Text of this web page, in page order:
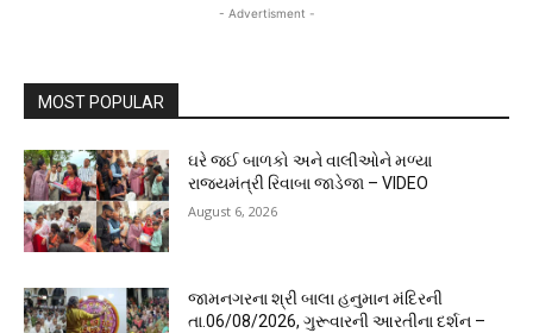
- Advertisment -
MOST POPULAR
ઘરે જઈ બાળકો અને વાલીઓને મળ્યા
રાજ્યમંત્રી રિવાબા જાડેજા – VIDEO
August 6, 2026
જામનગરના શ્રી બાલા હનુમાન મંદિરની
તા.06/08/2026, ગુરૂવારની આરતીના દર્શન –